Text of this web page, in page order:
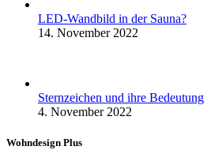
LED-Wandbild in der Sauna?
14. November 2022
Sternzeichen und ihre Bedeutung
4. November 2022
Wohndesign Plus